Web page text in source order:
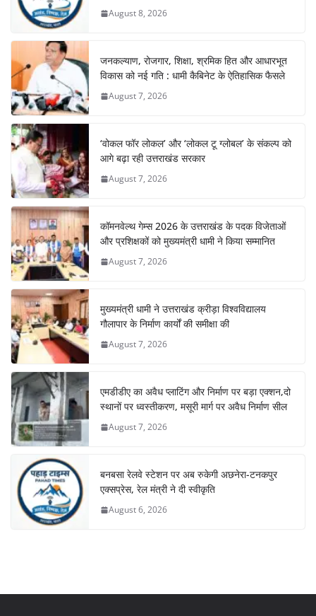
August 8, 2026
जनकल्याण, रोजगार, शिक्षा, श्रमिक हित और आधारभूत
विकास को नई गति : धामी कैबिनेट के ऐतिहासिक फैसले
August 7, 2026
‘वोकल फॉर लोकल’ और ‘लोकल टू ग्लोबल’ के संकल्प को
आगे बढ़ा रही उत्तराखंड सरकार
August 7, 2026
कॉमनवेल्थ गेम्स 2026 के उत्तराखंड के पदक विजेताओं
और प्रशिक्षकों को मुख्यमंत्री धामी ने किया सम्मानित
August 7, 2026
मुख्यमंत्री धामी ने उत्तराखंड क्रीड़ा विश्वविद्यालय
गौलापार के निर्माण कार्यों की समीक्षा की
August 7, 2026
एमडीडीए का अवैध प्लाटिंग और निर्माण पर बड़ा एक्शन,दो
स्थानों पर ध्वस्तीकरण, मसूरी मार्ग पर अवैध निर्माण सील
August 7, 2026
बनबसा रेलवे स्टेशन पर अब रुकेगी अछनेरा-टनकपुर
एक्सप्रेस, रेल मंत्री ने दी स्वीकृति
August 6, 2026